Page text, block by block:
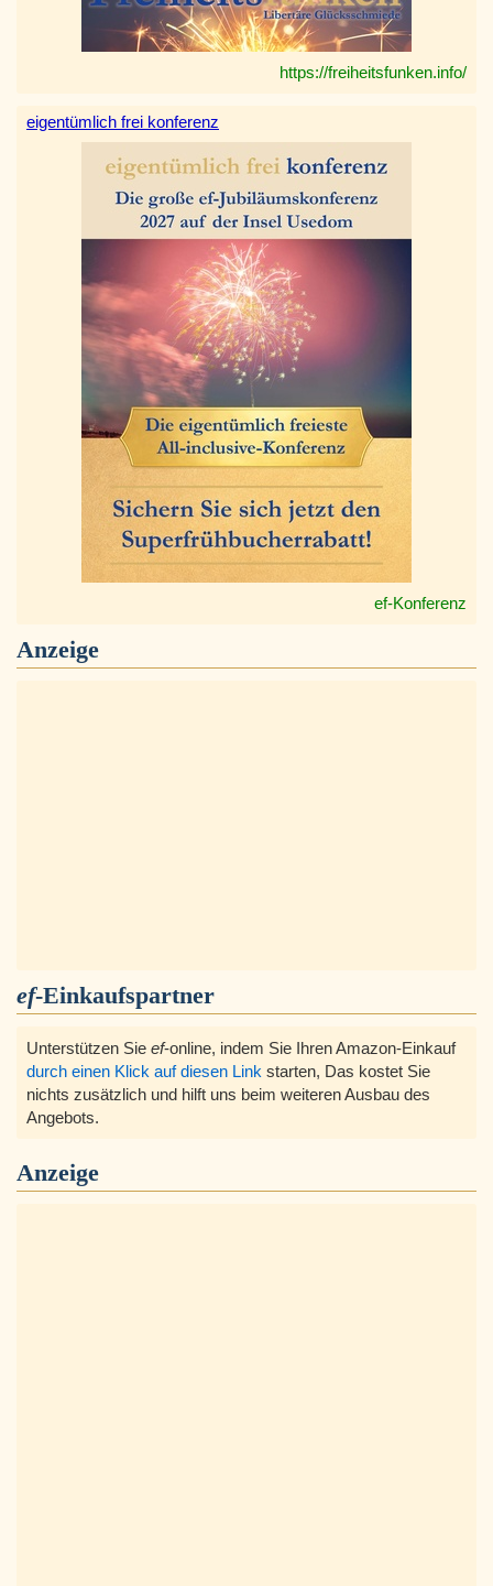
https://freiheitsfunken.info/
eigentümlich frei konferenz
ef-Konferenz
Anzeige
ef-Einkaufspartner
Unterstützen Sie ef-online, indem Sie Ihren Amazon-Einkauf
durch einen Klick auf diesen Link starten, Das kostet Sie
nichts zusätzlich und hilft uns beim weiteren Ausbau des
Angebots.
Anzeige